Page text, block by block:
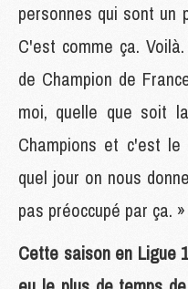
personnes qui sont un
C'est comme ça.
de Champion de
moi, quelle que soit
Champions et c'est
quel jour on nous
pas préoccupé par ça. »
Cette saison en Ligue